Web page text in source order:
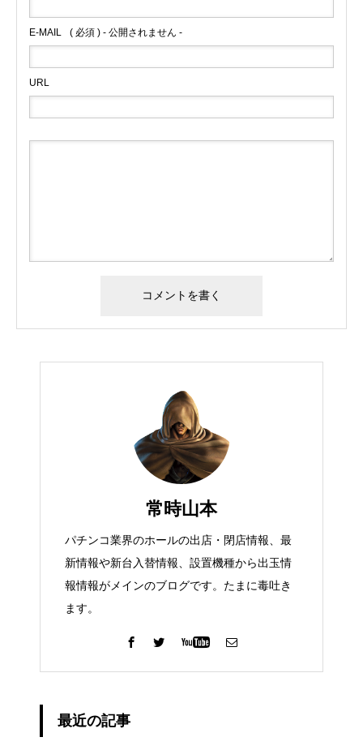
E-MAIL ( 必須 ) - 公開されません -
URL
常時山本
パチンコ業界のホールの出店・閉店情報、最
新情報や新台入替情報、設置機種から出玉情
報情報がメインのブログです。たまに毒吐き
ます。
最近の記事